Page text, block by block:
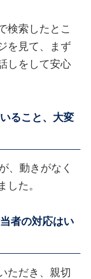
検索したとこ
を見て、まず
しをして安心
ること、大変
、動きがなく
た。
者の対応はい
ただき、親切